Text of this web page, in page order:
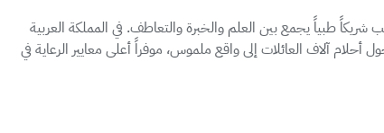
طبياً يجمع بين العلم والخبرة والتعاطف. في المملكة العربية
آلاف العائلات إلى واقع ملموس، موفراً أعلى معايير الرعاية في